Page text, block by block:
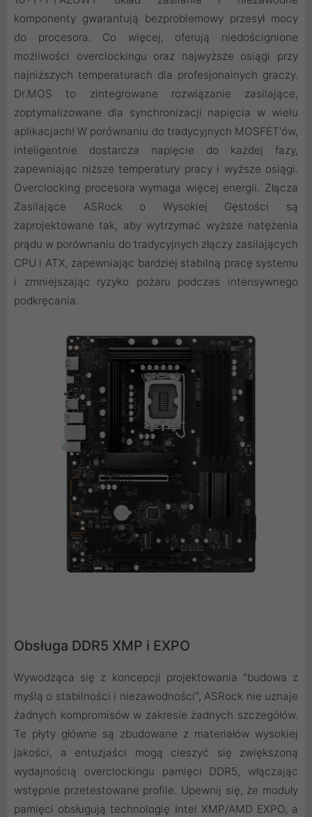
komponenty gwarantują bezproblemowy przesył mocy
do procesora. Co więcej, oferują niedoścignione
możliwości overclockingu oraz najwyższe osiągi przy
najniższych temperaturach dla profesjonalnych graczy.
Dr.MOS to zintegrowane rozwiązanie zasilające,
zoptymalizowane dla synchronizacji napięcia w wielu
aplikacjach! W porównaniu do tradycyjnych MOSFET'ów,
inteligentnie dostarcza napięcie do każdej fazy,
zapewniając niższe temperatury pracy i wyższe osiągi.
Overclocking procesora wymaga więcej energii. Złącza
Zasilające ASRock o Wysokiej Gęstości są
zaprojektowane tak, aby wytrzymać wyższe natężenia
prądu w porównaniu do tradycyjnych złączy zasilających
CPU i ATX, zapewniając bardziej stabilną pracę systemu
i zmniejszając ryzyko pożaru podczas intensywnego
podkręcania.
Obsługa DDR5 XMP i EXPO
Wywodząca się z koncepcji projektowania "budowa z
myślą o stabilności i niezawodności", ASRock nie uznaje
żadnych kompromisów w zakresie żadnych szczegółów.
Te płyty główne są zbudowane z materiałów wysokiej
jakości, a entuzjaści mogą cieszyć się zwiększoną
wydajnością overclockingu pamięci DDR5, włączając
wstępnie przetestowane profile. Upewnij się, że moduły
pamięci obsługują technologię Intel XMP/AMD EXPO, a